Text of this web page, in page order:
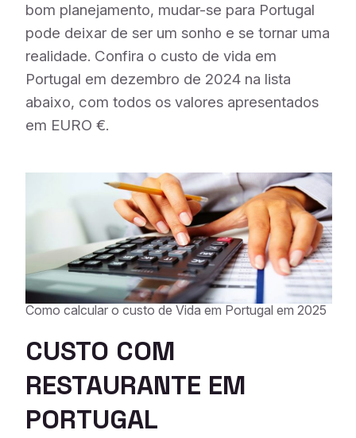
bom planejamento, mudar-se para Portugal
pode deixar de ser um sonho e se tornar uma
realidade. Confira o custo de vida em
Portugal em dezembro de 2024 na lista
abaixo, com todos os valores apresentados
em EURO €.
Como calcular o custo de Vida em Portugal em 2025
CUSTO COM
RESTAURANTE EM
PORTUGAL